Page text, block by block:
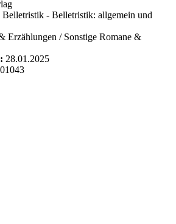
Belletristik - Belletristik: allgemein und
Erzählungen / Sonstige Romane &
28.01.2025